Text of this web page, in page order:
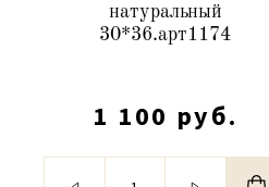
натуральный
30*36.арт1174
1 100 руб.